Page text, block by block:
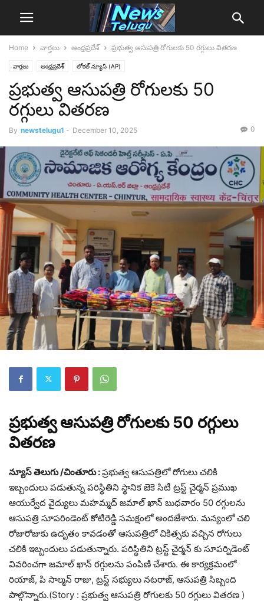
Home వార్తలు ఆంధ్రప్రదేశ్‌ ప్రభుత్వ ఆసుపత్రి రోగులకు 50 రగ్గులు వితరణ
వార్తలు ఆంధ్రప్రదేశ్‌ లోక‌ల్ న్యూస్‌ (AP)
ప్రభుత్వ ఆసుపత్రి రోగులకు 50
రగ్గులు వితరణ
By newstelugu1 - December 10, 2025 0
ప్రభుత్వ ఆసుపత్రి రోగులకు 50 రగ్గులు
వితరణ
న్యూస్ తెలుగు /చింతూరు :ప్రభుత్వ ఆసుపత్రిలో రోగులు చలికి
ఇబ్బందులు పడుతున్న పరిస్థితిని స్థానిక జెకె సిటీ ట్రస్ట్ చైర్మన్ ప్రముఖ
ఆయుర్వేద వైద్యులు మహమ్మద్ జమాల్ ఖాన్ బుధవారం 50 రగ్గులను
ఆసుపత్రి సూపరిండెంట్ కోటిరెడ్డి సమక్షంలో అందజేశారు. మన్యంలో చలి
రోజురోజుకు ఉదృతం కావడంతో ఆసుపత్రిలో చికిత్సకు వచ్చిన రోగులు
చలికి ఇబ్బందులు పడుతున్నారు. పరిస్థితిని ట్రస్ట్ చైర్మన్ కు సూపర్నిడెంట్
వివరించగా జమాల్ ఖాన్ రగ్గులను పంపిణి చేశారు. ఈ కార్యక్రమంలో
రియాజ్, పి సాల్మన్ రాజు, ట్రస్ట్ సభ్యులు నటరాజ్, ఆసుపత్రి సిబ్బంది
పాల్గొన్నారు.(Story : ప్రభుత్వ ఆసుపత్రి రోగులకు 50 రగ్గులు వితరణ )